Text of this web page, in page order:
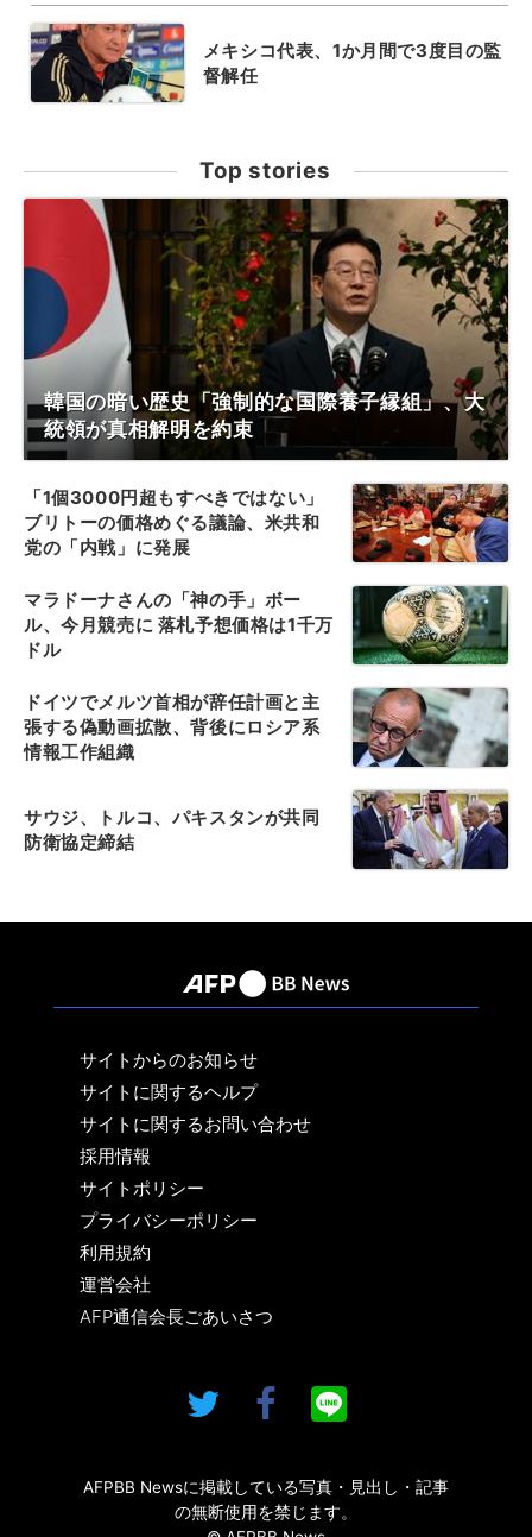
メキシコ代表、1か月間で3度目の監
督解任
Top stories
韓国の暗い歴史「強制的な国際養子縁組」、大
統領が真相解明を約束
「1個3000円超もすべきではない」
ブリトーの価格めぐる議論、米共和
党の「内戦」に発展
マラドーナさんの「神の手」ボー
ル、今月競売に 落札予想価格は1千万
ドル
ドイツでメルツ首相が辞任計画と主
張する偽動画拡散、背後にロシア系
情報工作組織
サウジ、トルコ、パキスタンが共同
防衛協定締結
サイトからのお知らせ
サイトに関するヘルプ
サイトに関するお問い合わせ
採用情報
サイトポリシー
プライバシーポリシー
利用規約
運営会社
AFP通信会長ごあいさつ
AFPBB Newsに掲載している写真・見出し・記事
の無断使用を禁じます。